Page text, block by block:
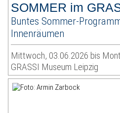
SOMMER im
Buntes Sommer-
Innenräumen
Mittwoch, 03.06.2026 bis
GRASSI Museum Leipzig